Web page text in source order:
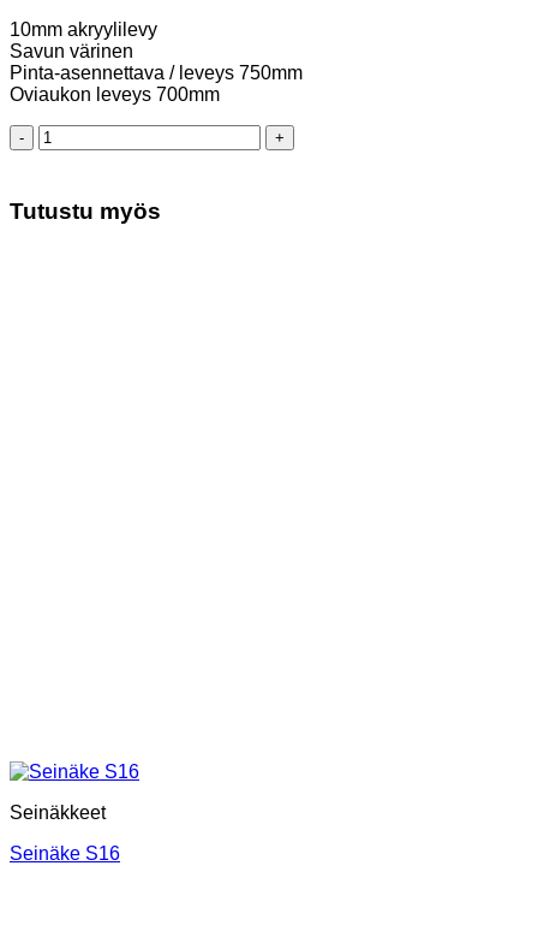
10mm akryylilevy
Savun värinen
Pinta-asennettava / leveys 750mm
Oviaukon leveys 700mm
Akryyliovi
määrä
Tutustu myös
Seinäkkeet
Seinäke S16